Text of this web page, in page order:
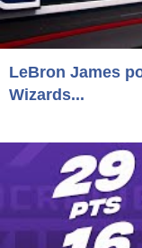
LeBron James
Wizards...